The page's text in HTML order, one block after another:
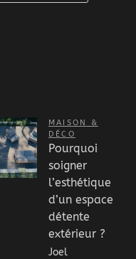
MAISON &
DÉCO
Pourquoi
soigner
l’esthétique
d’un espace
détente
extérieur ?
Joel